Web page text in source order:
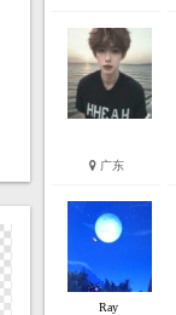
广东
Ray